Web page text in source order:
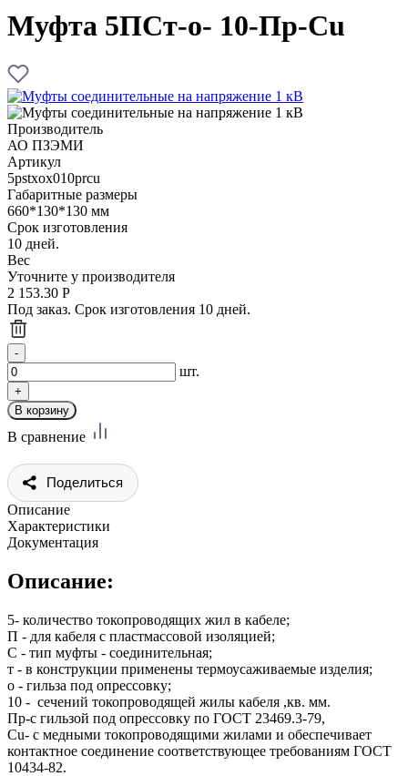
Муфта 5ПСт-о- 10-Пр-Cu
Производитель
АО ПЗЭМИ
Артикул
5pstxox010prcu
Габаритные размеры
660*130*130 мм
Срок изготовления
10 дней.
Вес
Уточните у производителя
2 153.30 Р
Под заказ. Срок изготовления 10 дней.
шт.
В сравнение
Поделиться
Описание
Характеристики
Документация
Описание:
5- количество токопроводящих жил в кабеле;
П - для кабеля с пластмассовой изоляцией;
С - тип муфты - соединительная;
т - в конструкции применены термоусаживаемые изделия;
о - гильза под опрессовку;
10 - сечений токопроводящей жилы кабеля ,кв. мм.
Пр-с гильзой под опрессовку по ГОСТ 23469.3-79,
Cu- с медными токопроводящими жилами и обеспечивает
контактное соединение соответствующее требованиям ГОСТ
10434-82.